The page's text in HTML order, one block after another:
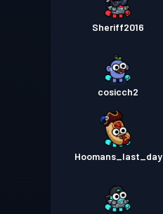
Sheriff2016
cosicch2
Hoomans_last_day